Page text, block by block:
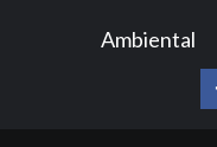
Ambiental